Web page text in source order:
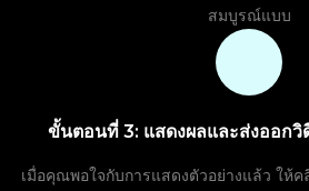
สมบูรณ์แบบ
ขั้นตอนที่ 3: แสดงผลและส่งออก
เมื่อคุณพอใจกับการแสดงตัวอย่างแล้ว ให้